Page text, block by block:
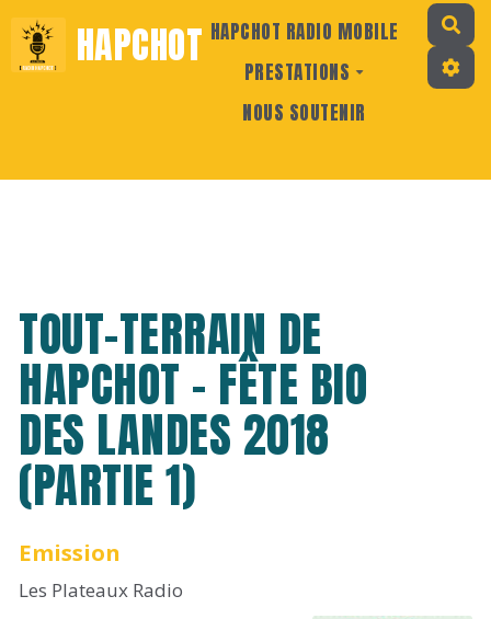
HAPCHOT HAPCHOT RADIO MOBILE
PRESTATIONS
NOUS SOUTENIR
TOUT-TERRAIN DE
HAPCHOT - FÊTE BIO
DES LANDES 2018
(PARTIE 1)
Emission
Les Plateaux Radio